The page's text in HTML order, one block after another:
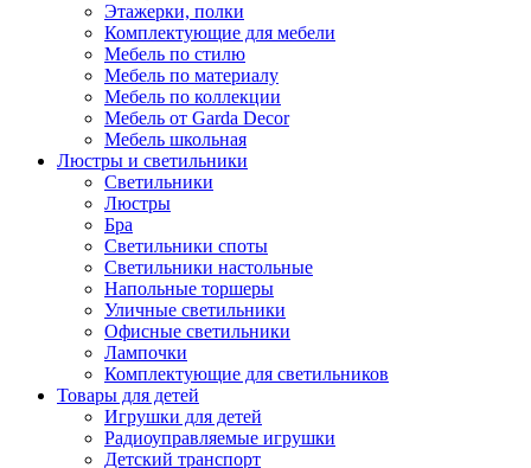
Этажерки, полки
Комплектующие для мебели
Мебель по стилю
Мебель по материалу
Мебель по коллекции
Мебель от Garda Decor
Мебель школьная
Люстры и светильники
Светильники
Люстры
Бра
Светильники споты
Светильники настольные
Напольные торшеры
Уличные светильники
Офисные светильники
Лампочки
Комплектующие для светильников
Товары для детей
Игрушки для детей
Радиоуправляемые игрушки
Детский транспорт